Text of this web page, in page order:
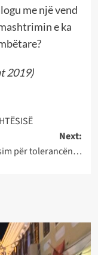
me një vend
e ka
2019)
Next:
për tolerancën…